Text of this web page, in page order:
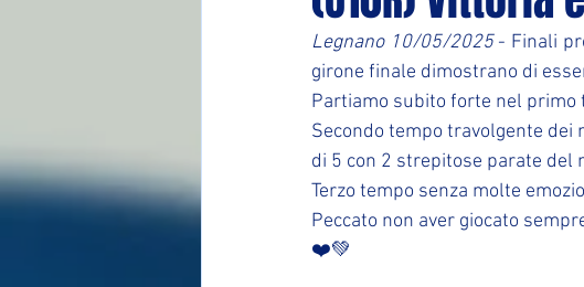
Legnano 10/05/2025 - Finali
girone finale dimostrano di
Partiamo subito forte nel primo
Secondo tempo travolgente
di 5 con 2 strepitose parate del
Terzo tempo senza molte
Peccato non aver giocato
❤️💚